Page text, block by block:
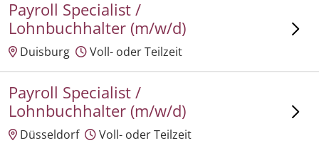
Payroll Specialist /
Lohnbuchhalter (m/w/d)
Duisburg Voll- oder Teilzeit
Payroll Specialist /
Lohnbuchhalter (m/w/d)
Düsseldorf Voll- oder Teilzeit